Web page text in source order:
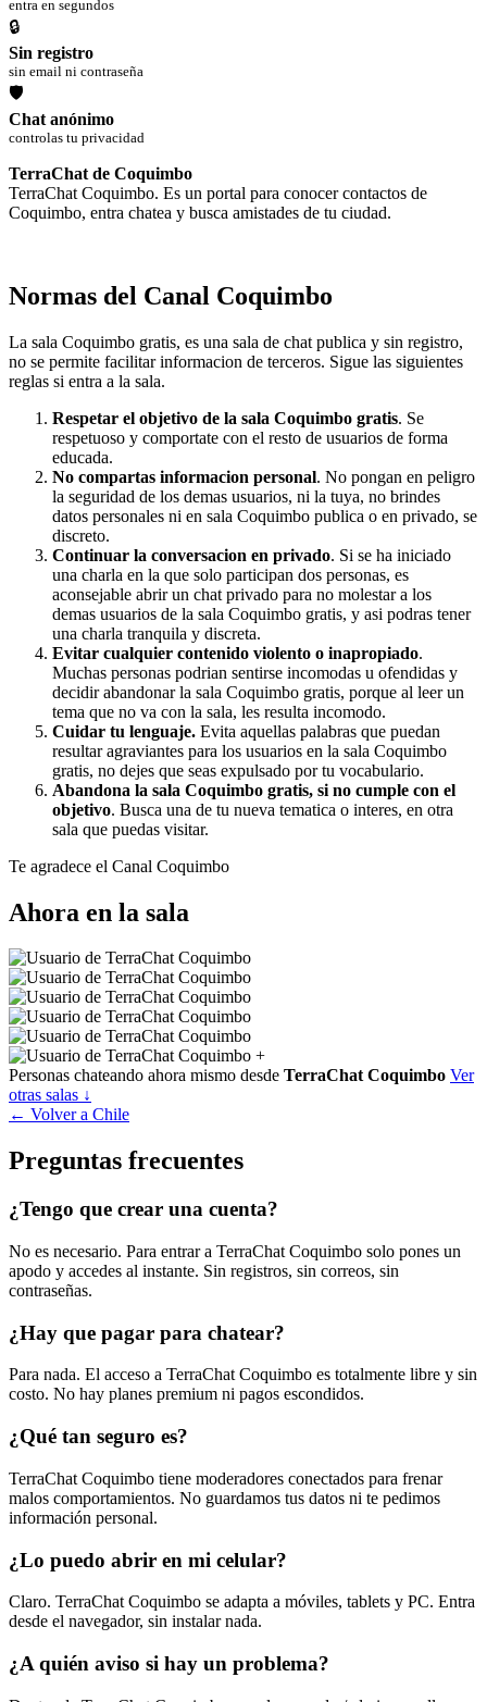
⚡
Acceso rápido
entra en segundos
🔒
Sin registro
sin email ni contraseña
🛡
Chat anónimo
controlas tu privacidad
TerraChat de Coquimbo
Normas del Canal Coquimbo
La sala Coquimbo gratis, es una sala de chat publica y sin registro,
no se permite facilitar informacion de terceros. Sigue las siguientes
reglas si entra a la sala.
Respetar el objetivo de la sala Coquimbo gratis
respetuoso y comportate con el resto de usuarios de forma
educada.
No compartas informacion personal. No pongan en peligro
la seguridad de los demas usuarios, ni la tuya, no brindes
datos personales ni en sala Coquimbo publica o en privado, se
discreto.
Continuar la conversacion en privado. Si se ha iniciado
una charla en la que solo participan dos personas, es
aconsejable abrir un chat privado para no molestar a los
demas usuarios de la sala Coquimbo gratis, y asi podras tener
una charla tranquila y discreta.
Evitar cualquier contenido violento o inapropiado.
Muchas personas podrian sentirse incomodas u ofendidas y
decidir abandonar la sala Coquimbo gratis, porque al leer un
tema que no va con la sala, les resulta incomodo.
Cuidar tu lenguaje.Evita aquellas palabras que puedan
resultar agraviantes para los usuarios en la sala Coquimbo
gratis, no dejes que seas expulsado por tu vocabulario.
Abandona la sala Coquimbo gratis, si no cumple con el
objetivo . Busca una de tu nueva tematica o interes, en otra
sala que puedas visitar.
Te agradece el Canal Coquimbo
Ahora en la sala
Personas chateando ahora mismo desde
← Volver a Chile
Preguntas frecuentes
¿Tengo que crear una cuenta?
No es necesario. Para entrar a TerraChat Coquimbo solo pones un
contraseñas.
¿Hay que pagar para chatear?
Para nada. El acceso a TerraChat Coquimbo es totalmente libre y sin
costo. No hay planes premium ni pagos escondidos.
¿Qué tan seguro es?
TerraChat Coquimbo tiene moderadores conectados para frenar
malos comportamientos. No guardamos tus datos ni te pedimos
información personal.
¿Lo puedo abrir en mi celular?
Claro. TerraChat Coquimbo se adapta a móviles, tablets y PC. Entra
desde el navegador, sin instalar nada.